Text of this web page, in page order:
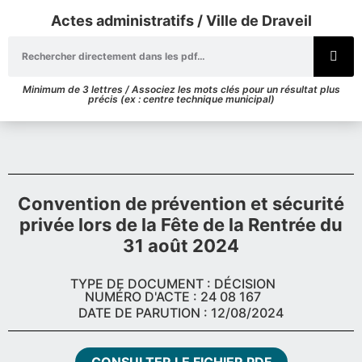
Actes administratifs / Ville de Draveil
Minimum de 3 lettres / Associez les mots clés pour un résultat plus
précis (ex : centre technique municipal)
Convention de prévention et sécurité
privée lors de la Fête de la Rentrée du
31 août 2024
TYPE DE DOCUMENT : DÉCISION
NUMÉRO D'ACTE : 24 08 167
DATE DE PARUTION : 12/08/2024